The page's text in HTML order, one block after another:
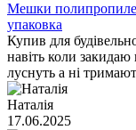
Мешки
упаковка
Купив для
навіть коли
луснуть а ні
Наталія
17.06.2025